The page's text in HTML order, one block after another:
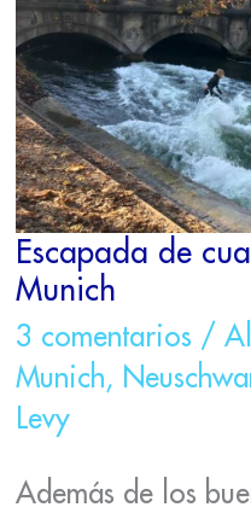
Escapada de
Munich
3 comentarios /
Munich,
Levy
Además de los
MUNICH